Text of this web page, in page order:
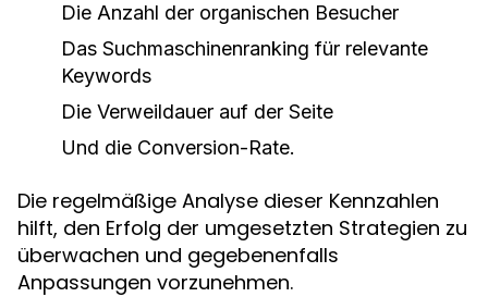
Die Anzahl der organischen Besucher
Das Suchmaschinenranking für relevante
Keywords
Die Verweildauer auf der Seite
Und die Conversion-Rate.
Die regelmäßige Analyse dieser Kennzahlen
hilft, den Erfolg der umgesetzten Strategien zu
überwachen und gegebenenfalls
Anpassungen vorzunehmen.